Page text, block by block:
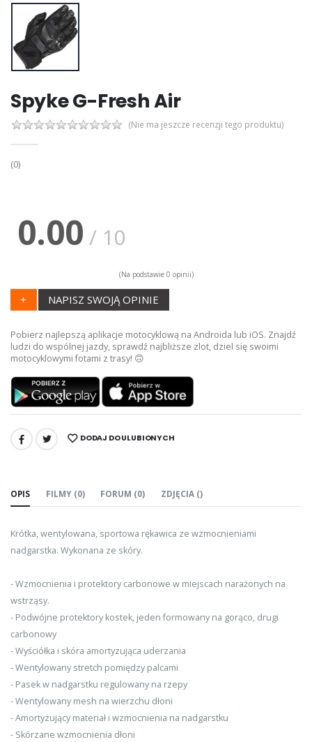
Spyke G-Fresh Air
(Nie ma jeszcze recenzji tego produktu)
(0)
0.00 / 10
(Na podstawie 0 opinii)
+ NAPISZ SWOJĄ OPINIE
Pobierz najlepszą aplikacje motocyklową na Androida lub iOS. Znajdź
ludzi do wspólnej jazdy, sprawdź najbliższe zlot, dziel się swoimi
motocyklowymi fotami z trasy! 🙃
UDOSTĘPNIJ: DODAJ DO ULUBIONYCH
OPIS FILMY (0) FORUM (0) ZDJĘCIA ()
Krótka, wentylowana, sportowa rękawica ze wzmocnieniami
nadgarstka. Wykonana ze skóry.
- Wzmocnienia i protektory carbonowe w miejscach narażonych na
wstrząsy.
- Podwójne protektory kostek, jeden formowany na gorąco, drugi
carbonowy
- Wyściółka i skóra amortyzująca uderzania
- Wentylowany stretch pomiędzy palcami
- Pasek w nadgarstku regulowany na rzepy
- Wentylowany mesh na wierzchu dłoni
- Amortyzujący materiał i wzmocnienia na nadgarstku
- Skórzane wzmocnienia dłoni